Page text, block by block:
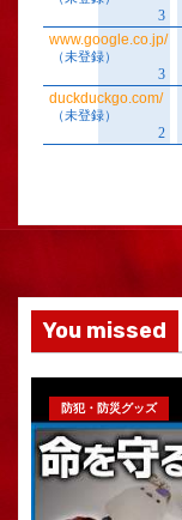
You missed
防犯・防災グッズ